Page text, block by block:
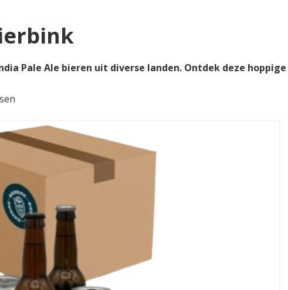
Pale Ale bieren uit diverse landen. Ontdek deze